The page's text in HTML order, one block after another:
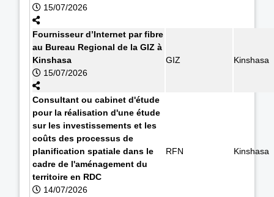
15/07/2026
Fournisseur d’Internet par fibre
au Bureau Regional de la GIZ à
Kinshasa
15/07/2026
GIZ Kinshasa
Consultant ou cabinet d'étude
pour la réalisation d'une étude
sur les investissements et les
coûts des processus de
planification spatiale dans le
cadre de l'aménagement du
territoire en RDC
14/07/2026
RFN Kinshasa